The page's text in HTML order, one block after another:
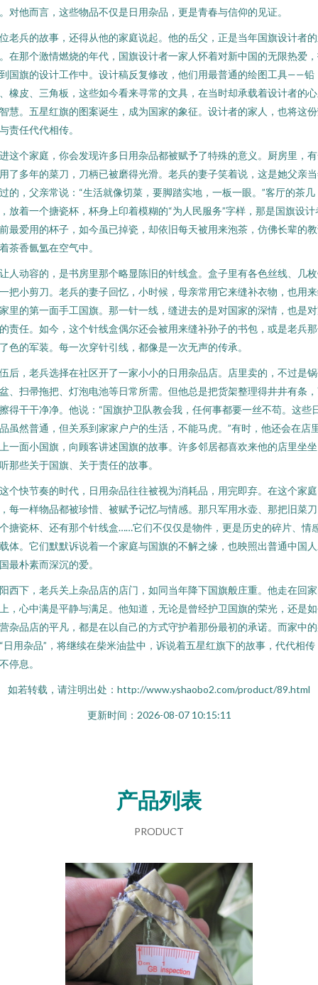
对他而言，这些物品不仅是日用杂品，更是青春与信仰的见证。
老兵的故事，还得从他的家庭说起。他的岳父，正是当年国旗设计者
在那个激情燃烧的年代，国旗设计者一家人怀着对新中国的无限热爱
国旗的设计工作中。设计稿反复修改，他们用最普通的绘图工具——铅
橡皮、三角板，这些如今看来寻常的文具，在当时却承载着设计者的
慧。五星红旗的图案诞生，成为国家的象征。设计者的家人，也将这
责任代代相传。
这个家庭，你会发现许多日用杂品都被赋予了特殊的意义。厨房里，
了多年的菜刀，刀柄已被磨得光滑。老兵的妻子笑着说，这是她父亲
的，父亲常说：“生活就像切菜，要脚踏实地，一板一眼。”客厅的茶几
放着一个搪瓷杯，杯身上印着模糊的“为人民服务”字样，那是国旗设计
最爱用的杯子，如今虽已掉瓷，却依旧每天被用来泡茶，仿佛长辈的
茶香氤氲在空气中。
人动容的，是书房里那个略显陈旧的针线盒。盒子里有各色丝线、几
把小剪刀。老兵的妻子回忆，小时候，母亲常用它来缝补衣物，也用
里的第一面手工国旗。那一针一线，缝进去的是对国家的深情，也是
责任。如今，这个针线盒偶尔还会被用来缝补孙子的书包，或是老兵
色的军装。每一次穿针引线，都像是一次无声的传承。
后，老兵选择在社区开了一家小小的日用杂品店。店里卖的，不过是
、扫帚拖把、灯泡电池等日常所需。但他总是把货架整理得井井有条
得干干净净。他说：“国旗护卫队教会我，任何事都要一丝不苟。这些
虽然普通，但关系到家家户户的生活，不能马虎。”有时，他还会在店
一面小国旗，向顾客讲述国旗的故事。许多邻居都喜欢来他的店里坐
那些关于国旗、关于责任的故事。
个快节奏的时代，日用杂品往往被视为消耗品，用完即弃。在这个家庭
每一样物品都被珍惜、被赋予记忆与情感。那只军用水壶、那把旧菜
搪瓷杯、还有那个针线盒……它们不仅仅是物件，更是历史的碎片、情
体。它们默默诉说着一个家庭与国旗的不解之缘，也映照出普通中国
最朴素而深沉的爱。
西下，老兵关上杂品店的店门，如同当年降下国旗般庄重。他走在回
，心中满是平静与满足。他知道，无论是曾经护卫国旗的荣光，还是
杂品店的平凡，都是在以自己的方式守护着那份最初的承诺。而家中
日用杂品”，将继续在柴米油盐中，诉说着五星红旗下的故事，代代相传
停息。
如若转载，请注明出处：http://www.yshaobo2.com/product/89.html
更新时间：2026-08-07 10:15:11
产品列表
PRODUCT